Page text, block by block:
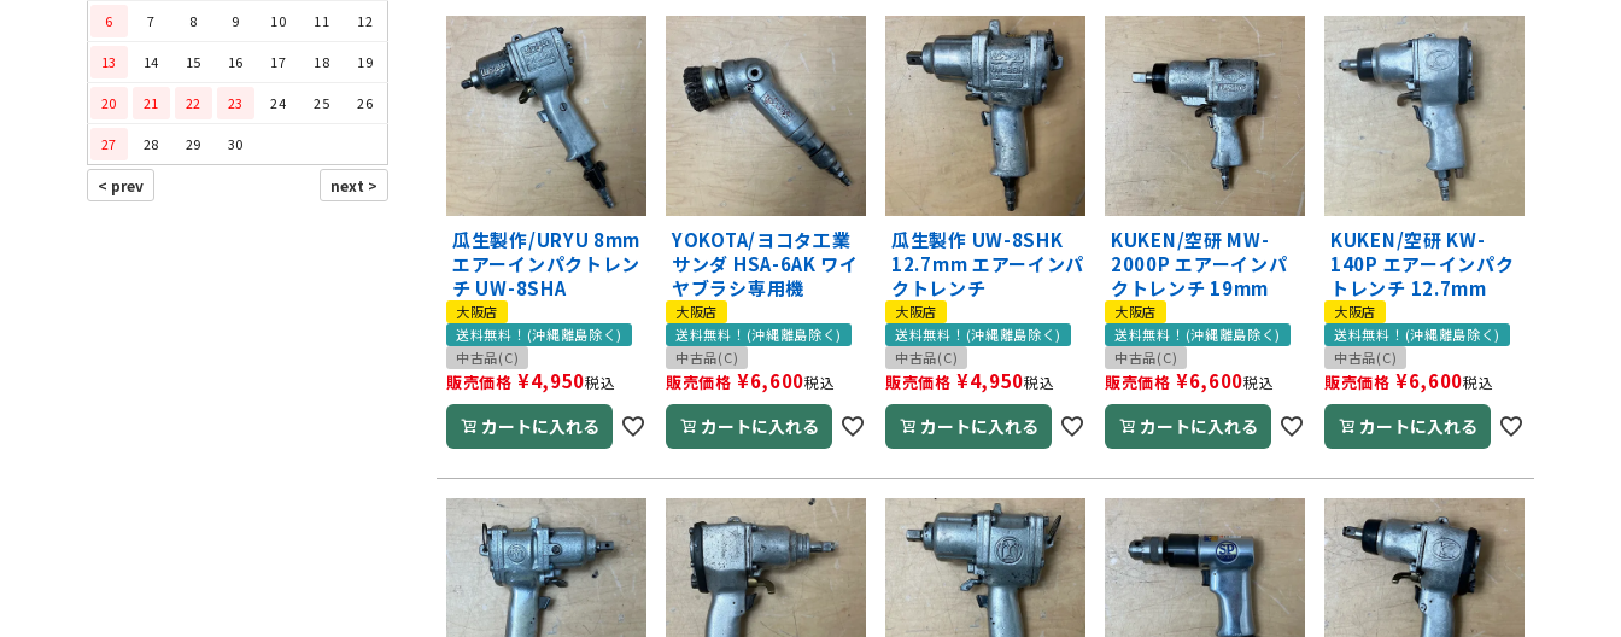
6 7 8 9 10 11 12
13 14 15 16 17 18 19
20 21 22 23 24 25 26
27 28 29 30
瓜生製作/URYU 8mm
エアーインパクトレン
チ UW-8SHA
大阪店
送料無料！(沖縄離島除く)
中古品(C)
販売価格 ¥4,950税込
カートに入れる
YOKOTA/ヨコタ工業
サンダ HSA-6AK ワイ
ヤブラシ専用機
大阪店
送料無料！(沖縄離島除く)
中古品(C)
販売価格 ¥6,600税込
カートに入れる
瓜生製作 UW-8SHK
12.7mm エアーインパ
クトレンチ
大阪店
送料無料！(沖縄離島除く)
中古品(C)
販売価格 ¥4,950税込
カートに入れる
KUKEN/空研 MW-
2000P エアーインパ
クトレンチ 19mm
大阪店
送料無料！(沖縄離島除く)
中古品(C)
販売価格 ¥6,600税込
カートに入れる
KUKEN/空研 KW-
140P エアーインパク
トレンチ 12.7mm
大阪店
送料無料！(沖縄離島除く)
中古品(C)
販売価格 ¥6,600税込
カートに入れる